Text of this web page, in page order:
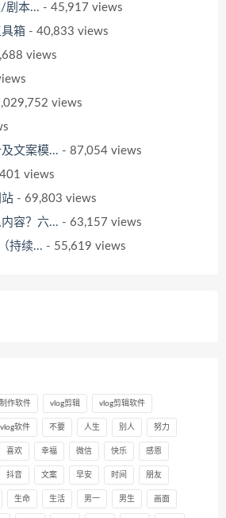
剧本... - 45,917 views
箱 - 40,833 views
views
views
文案模... - 87,054 views
views
- 69,803 views
容？六... - 63,157 views
持续... - 55,619 views
作软件 vlog剪辑 vlog剪辑软件
vlog软件 不要 人生 别人 努力
喜欢 幸福 微信 快乐 感恩
抖音 文案 早安 时间 朋友
生命 生活 男一 男生 画面